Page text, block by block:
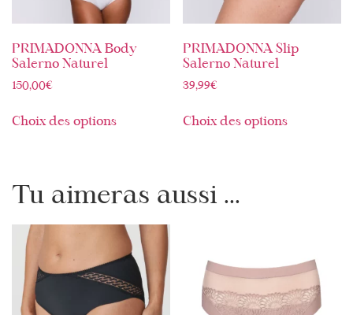
PRIMADONNA Body
Salerno Naturel
150,00€
Choix des options
PRIMADONNA Slip
Salerno Naturel
39,99€
Choix des options
Tu aimeras aussi ...